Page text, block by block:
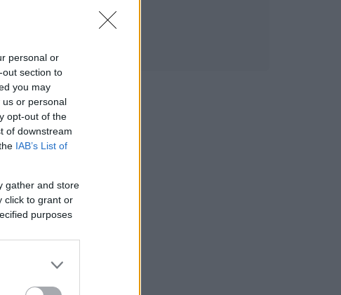
personal or
section to
you may
or personal
opt-out of the
of downstream
IAB’s List of
gather and store
click to grant or
purposes